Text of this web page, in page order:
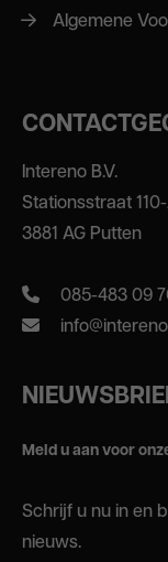
Algemene
Intereno B.V.
Stationsstraat
3881 AG Putten
085-483 09
Meld u aan voor
Schrijf u nu in en
nieuws.